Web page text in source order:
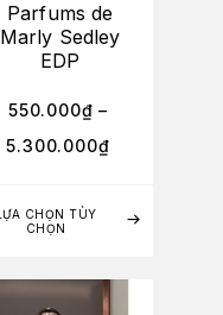
LỰA CHỌN TÙY
CHỌN
Parfums de
Marly Sedley
EDP
550.000₫ –
5.300.000₫